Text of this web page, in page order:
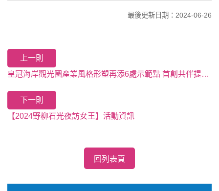
最後更新日期：2024-06-26
上一則
皇冠海岸觀光圈產業風格形塑再添6處示範點 首創共伴提案，商家聯手升級共榮共好
下一則
【2024野柳石光夜訪女王】活動資訊
回列表頁